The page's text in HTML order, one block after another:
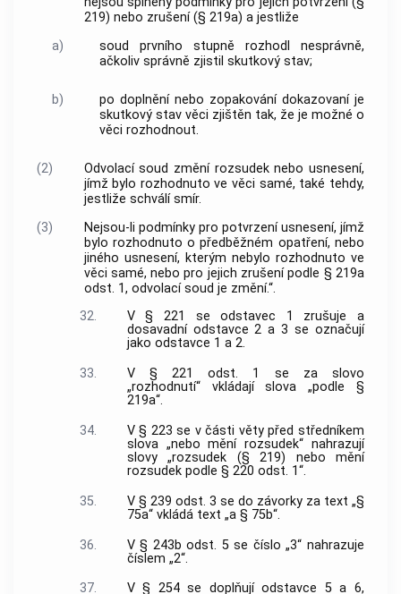
219) nebo zrušení (§ 219a) a jestliže
a)
soud prvního stupně rozhodl nesprávně,
ačkoliv správně zjistil skutkový stav;
b)
po doplnění nebo zopakování dokazovaní je
skutkový stav věci zjištěn tak, že je možné o
věci rozhodnout.
(2)
Odvolací soud změní rozsudek nebo usnesení,
jímž bylo rozhodnuto ve věci samé, také tehdy,
jestliže schválí smír.
(3)
Nejsou-li podmínky pro potvrzení usnesení, jímž
bylo rozhodnuto o předběžném opatření, nebo
jiného usnesení, kterým nebylo rozhodnuto ve
věci samé, nebo pro jejich zrušení podle § 219a
odst. 1, odvolací soud je změní.“.
32.
V § 221 se odstavec 1 zrušuje a
dosavadní odstavce 2 a 3 se označují
jako odstavce 1 a 2.
33.
V § 221 odst. 1 se za slovo
„rozhodnutí“ vkládají slova „podle §
219a“.
34.
V § 223 se v části věty před středníkem
slova „nebo mění rozsudek“ nahrazují
slovy „rozsudek (§ 219) nebo mění
rozsudek podle § 220 odst. 1“.
35.
V § 239 odst. 3 se do závorky za text „§
75a“ vkládá text „a § 75b“.
36.
V § 243b odst. 5 se číslo „3“ nahrazuje
číslem „2“.
37.
V § 254 se doplňují odstavce 5 a 6,